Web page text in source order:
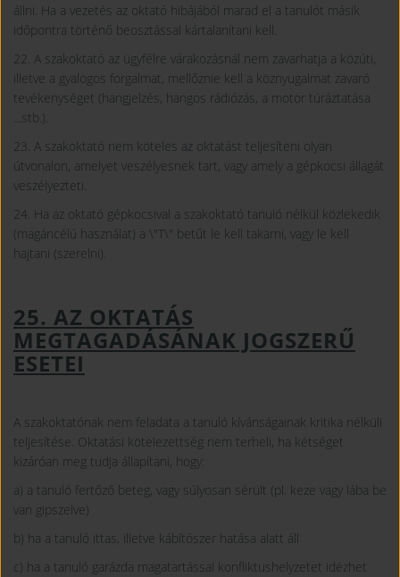
állni. Ha a vezetés az oktató hibájából marad el a tanulót másik
időpontra történő beosztással kártalanítani kell.
22. A szakoktató az ügyfélre várakozásnál nem zavarhatja a közúti,
illetve a gyalogos forgalmat, mellőznie kell a köznyugalmat zavaró
tevékenységet (hangjelzés, hangos rádiózás, a motor túráztatása
...stb.).
23. A szakoktató nem köteles az oktatást teljesíteni olyan
útvonalon, amelyet veszélyesnek tart, vagy amely a gépkocsi állagát
veszélyezteti.
24. Ha az oktató gépkocsival a szakoktató tanuló nélkül közlekedik
(magáncélú használat) a \"T\" betűt le kell takarni, vagy le kell
hajtani (szerelni).
25. AZ OKTATÁS
MEGTAGADÁSÁNAK JOGSZERŰ
ESETEI
A szakoktatónak nem feladata a tanuló kívánságainak kritika nélküli
teljesítése. Oktatási kötelezettség nem terheli, ha kétséget
kizáróan meg tudja állapítani, hogy:
a) a tanuló fertőző beteg, vagy súlyosan sérült (pl. keze vagy lába be
van gipszelve)
b) ha a tanuló ittas, illetve kábítószer hatása alatt áll
c) ha a tanuló garázda magatartással konfliktushelyzetet idézhet